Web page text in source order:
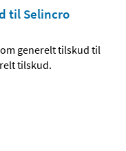
til Selincro
generelt tilskud til
tilskud.